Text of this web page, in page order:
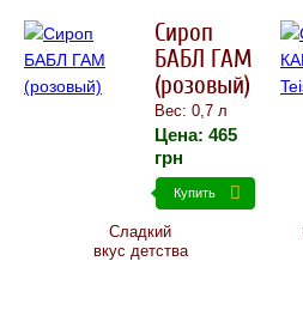
Сироп
БАБЛ ГАМ
(розовый)
Вес: 0,7 л
Цена: 465
грн
Купить
Сладкий
вкус детства